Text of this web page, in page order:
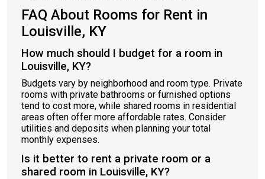
FAQ About Rooms for Rent in
Louisville, KY
How much should I budget for a room in
Louisville, KY?
Budgets vary by neighborhood and room type. Private
rooms with private bathrooms or furnished options
tend to cost more, while shared rooms in residential
areas often offer more affordable rates. Consider
utilities and deposits when planning your total
monthly expenses.
Is it better to rent a private room or a
shared room in Louisville, KY?